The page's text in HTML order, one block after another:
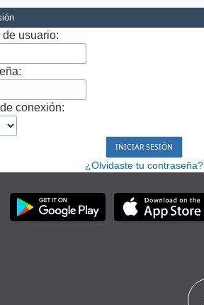
de usuario:
conexión:
¿Olvidaste tu contraseña?